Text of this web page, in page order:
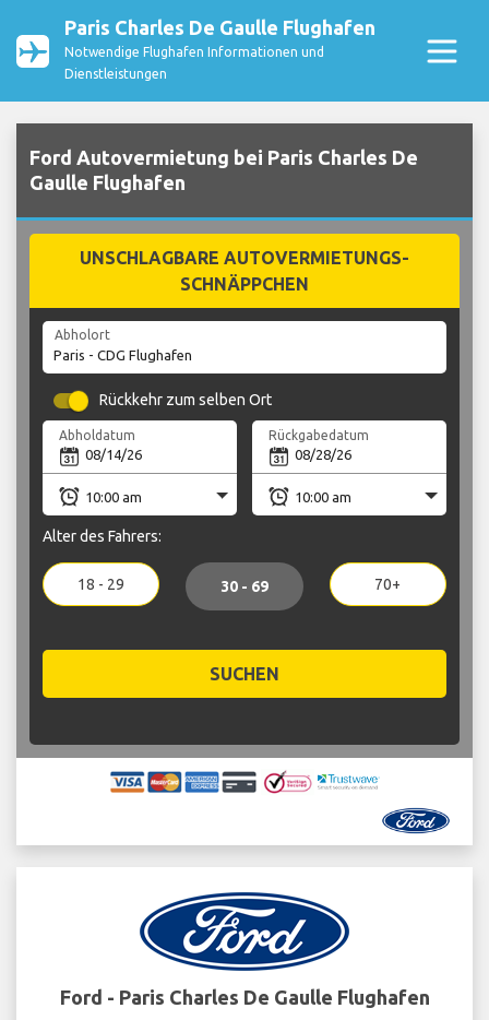
Paris Charles De Gaulle Flughafen
Notwendige Flughafen Informationen und
Dienstleistungen
Ford Autovermietung bei Paris Charles De
Gaulle Flughafen
UNSCHLAGBARE AUTOVERMIETUNGS-
SCHNÄPPCHEN
Abholort
Rückkehr zum selben Ort
Abholdatum Rückgabedatum
Alter des Fahrers:
18 - 29 30 - 69 70+
SUCHEN
Ford - Paris Charles De Gaulle Flughafen